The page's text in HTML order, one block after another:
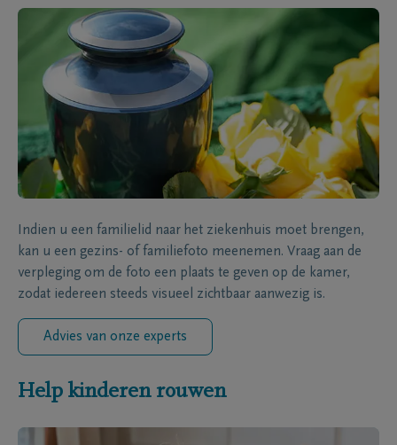
Indien u een familielid naar het ziekenhuis moet brengen,
kan u een gezins- of familiefoto meenemen. Vraag aan de
verpleging om de foto een plaats te geven op de kamer,
zodat iedereen steeds visueel zichtbaar aanwezig is.
Advies van onze experts
Help kinderen rouwen